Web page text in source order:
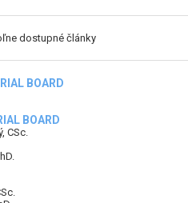
dostupné články
BOARD
BOARD
CSc.